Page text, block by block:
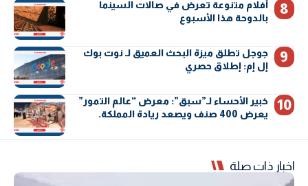
أفلام متنوعة تعرض في صالات السينما
بالدوحة هذا الأسبوع
جوجل تطلق ميزة البحث العميق لـ نوت بوك
إل إم: إطلاق حصري
خبير الأحساء لـ”سبق”: معرض “عالم التمور”
يعرض 400 صنف ويصعد ريادة المملكة.
اخبار ذات صلة